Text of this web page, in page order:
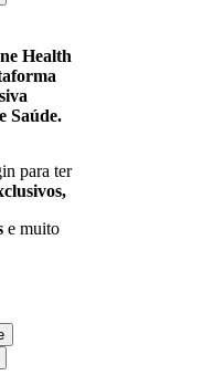
Health
Saúde.
para ter
e muito